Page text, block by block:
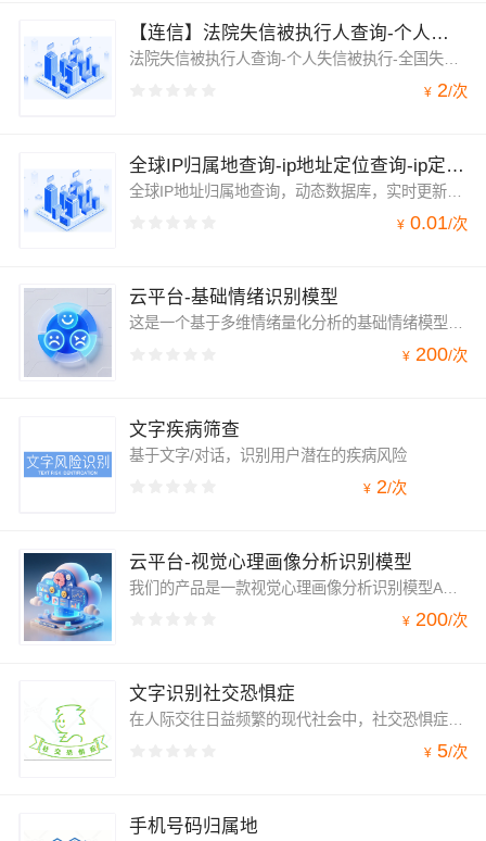
【连信】法院失信被执行人查询-个人失信被执行-全国失信被执行人-失信被执行查询-老赖黑名单-失信被执行人
法院失信被执行人查询-个人失信被执行-全国失信被执行人-老赖黑名单-失信被执行人-失信被执行查询
¥ 2/次
全球IP归属地查询-ip地址定位查询-ip定位-IP地址查询-IP地址解析-IPv6地址查询-ip查询【支持IPv6地址定位】
全球IP地址归属地查询，动态数据库，实时更新，返回国家、省、市、地区、经纬度等位置信息，通过终端设备IP地址获取其当前所在地理位置，精确到市级，常用于显示当地城市天气预报、初始化用户城市等非精确定位场景。IP定位支持IPv6地址定位。
¥ 0.01/次
云平台-基础情绪识别模型
这是一个基于多维情绪量化分析的基础情绪模型API接口，能够将文本或语音内容转化为标准化的情绪维度数据（如愉悦度、兴奋度、平静度等），为各类应用提供高效、精准且易于集成的核心情感识别能力。
¥ 200/次
文字疾病筛查
基于文字/对话，识别用户潜在的疾病风险
¥ 2/次
云平台-视觉心理画像分析识别模型
我们的产品是一款视觉心理画像分析识别模型API接口，能够通过分析视频中个体的外貌、微表情及行为特征，自动识别并量化其潜在的性格特质、情绪倾向与心理状态画像，为商业洞察、安全评估及心理健康等场景提供多维度的非接触式心理分析服务。
¥ 200/次
文字识别社交恐惧症
在人际交往日益频繁的现代社会中，社交恐惧症成为越来越多人面临的难题。为了帮助这些人更好地识别和处理自己的社交恐惧问题，我们基于自然语言处理（NLP）技术，推出了专门的社交恐惧症识别系统。
¥ 5/次
手机号码归属地